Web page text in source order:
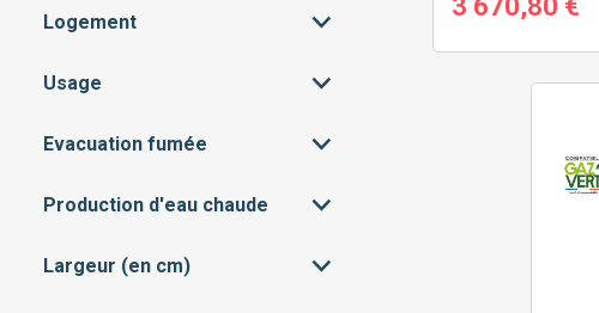
MILIEU DE GAMME
Logement
APPARTEMENT
Usage
CHAUFFAGE SEUL
SANITAIRE
Evacuation fumée
VENTOUSE (8)
Production d'eau chaude
ACCUMULÉE
Largeur (en cm)
3 670,80 €